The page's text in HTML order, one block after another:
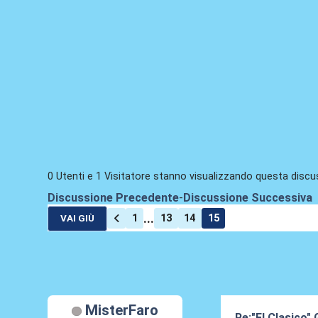
0 Utenti e 1 Visitatore stanno visualizzando questa
Discussione Precedente- Discussione Successiva
VAI GIÙ 1 ... 13 14 15
MisterFaro